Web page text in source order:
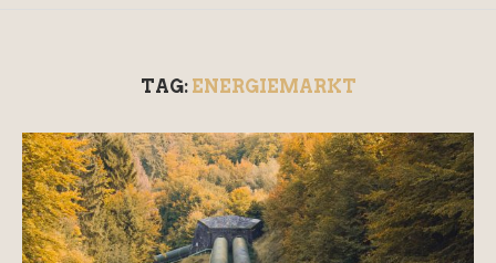
TAG: ENERGIEMARKT